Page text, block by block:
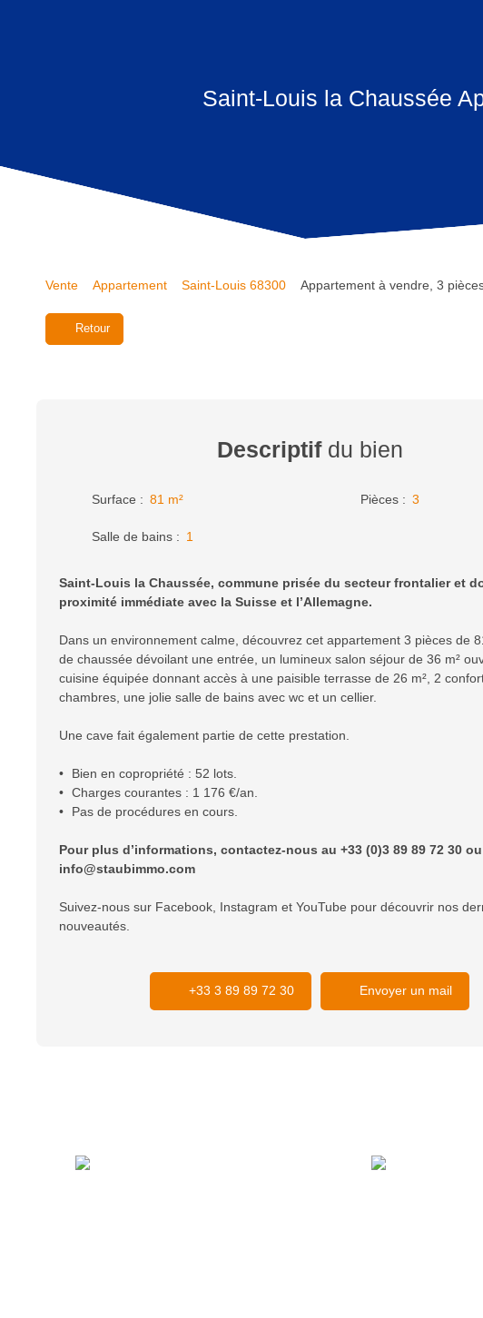
Saint-Louis la Chaussée
Vente Appartement Saint-Louis 68300 Appartement à vendre, 3
Retour
Descriptifdu bien
Surface : 81 m² Pièces : 3
Salle de bains : 1
Saint-Louis la Chaussée, commune prisée du secteur frontalier et
proximité immédiate avec la Suisse et l’Allemagne.
Dans un environnement calme, découvrez cet appartement 3 pièces de
de chaussée dévoilant une entrée, un lumineux salon séjour de 36 m²
cuisine équipée donnant accès à une paisible terrasse de 26 m², 2
chambres, une jolie salle de bains avec wc et un cellier.
Une cave fait également partie de cette prestation.
Bien en copropriété : 52 lots.
Charges courantes : 1 176 €/an.
Pas de procédures en cours.
Pour plus d’informations, contactez-nous au +33 (0)3 89 89 72 30
info@staubimmo.com
Suivez-nous sur Facebook, Instagram et YouTube pour découvrir nos
nouveautés.
+33 3 89 89 72 30 Envoyer un mail